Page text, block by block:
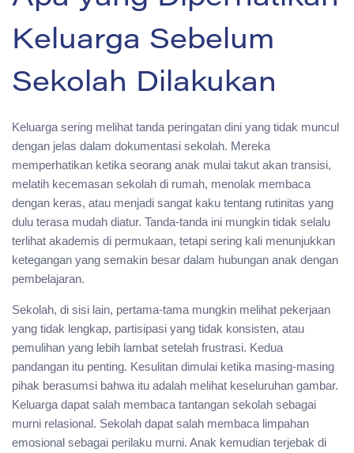
Keluarga Sebelum
Sekolah Dilakukan
Keluarga sering melihat tanda peringatan dini yang tidak muncul
dengan jelas dalam dokumentasi sekolah. Mereka
memperhatikan ketika seorang anak mulai takut akan transisi,
melatih kecemasan sekolah di rumah, menolak membaca
dengan keras, atau menjadi sangat kaku tentang rutinitas yang
dulu terasa mudah diatur. Tanda-tanda ini mungkin tidak selalu
terlihat akademis di permukaan, tetapi sering kali menunjukkan
ketegangan yang semakin besar dalam hubungan anak dengan
pembelajaran.
Sekolah, di sisi lain, pertama-tama mungkin melihat pekerjaan
yang tidak lengkap, partisipasi yang tidak konsisten, atau
pemulihan yang lebih lambat setelah frustrasi. Kedua
pandangan itu penting. Kesulitan dimulai ketika masing-masing
pihak berasumsi bahwa itu adalah melihat keseluruhan gambar.
Keluarga dapat salah membaca tantangan sekolah sebagai
murni relasional. Sekolah dapat salah membaca limpahan
emosional sebagai perilaku murni. Anak kemudian terjebak di